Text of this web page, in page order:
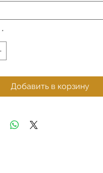
*
Добавить в корзину